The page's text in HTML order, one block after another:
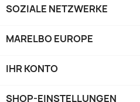
SOZIALE NETZWERKE
MARELBO EUROPE
IHR KONTO
SHOP-EINSTELLUNGEN